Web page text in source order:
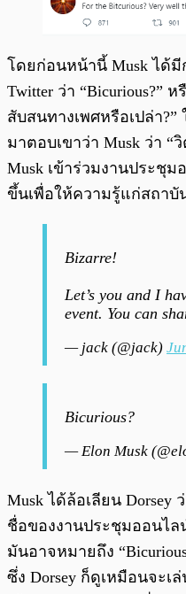
โดยก่อนหน้านี้ Musk ได้มี
Twitter ว่า “Bicurious?”
สับสนทางเพศหรือเปล่า
มาตอบเขาว่า Musk ว่า
Musk เข้าร่วมงานประชุ
ขึ้นเพื่อให้ความรู้แก่สถาบั
Bizarre!
Let’s you and I
event. You can
— jack (@jack)
Bicurious?
— Elon Musk
Musk ได้ล้อเลียน Dorsey
ชื่อของงานประชุมออนไ
มันอาจหมายถึง
ซึ่ง Dorsey ก็ดูเหมือนจะเ